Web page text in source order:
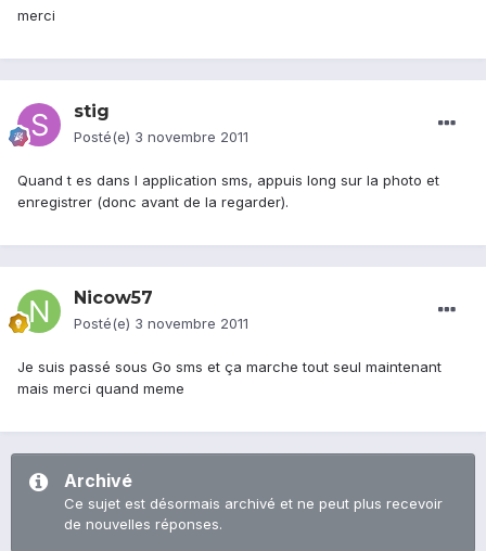
merci
stig
Posté(e) 3 novembre 2011
Quand t es dans l application sms, appuis long sur la photo et
enregistrer (donc avant de la regarder).
Nicow57
Posté(e) 3 novembre 2011
Je suis passé sous Go sms et ça marche tout seul maintenant
mais merci quand meme
Archivé
Ce sujet est désormais archivé et ne peut plus recevoir
de nouvelles réponses.